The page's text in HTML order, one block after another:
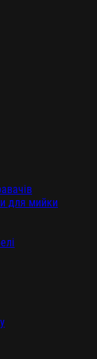
для мийки